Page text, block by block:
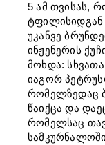
5 ამ თვისას,
ტფილისიდგან
უკანვე
ინჟენერის
მოხდა:
იაგორ
რომელზედაც
წაიქცა და
რომელსაც